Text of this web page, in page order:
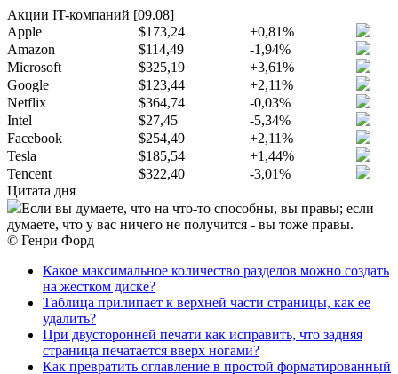
Акции IT-компаний [09.08]
Apple
$173,24
+0,81%
Amazon
$114,49
-1,94%
Microsoft
$325,19
+3,61%
Google
$123,44
+2,11%
Netflix
$364,74
-0,03%
Intel
$27,45
-5,34%
Facebook
$254,49
+2,11%
Tesla
$185,54
+1,44%
Tencent
$322,40
-3,01%
Цитата дня
Если вы думаете, что на что-то способны, вы правы; если
думаете, что у вас ничего не получится - вы тоже правы.
© Генри Форд
Какое максимальное количество разделов можно создать
на жестком диске?
Таблица прилипает к верхней части страницы, как ее
удалить?
При двусторонней печати как исправить, что задняя
страница печатается вверх ногами?
Как превратить оглавление в простой форматированный